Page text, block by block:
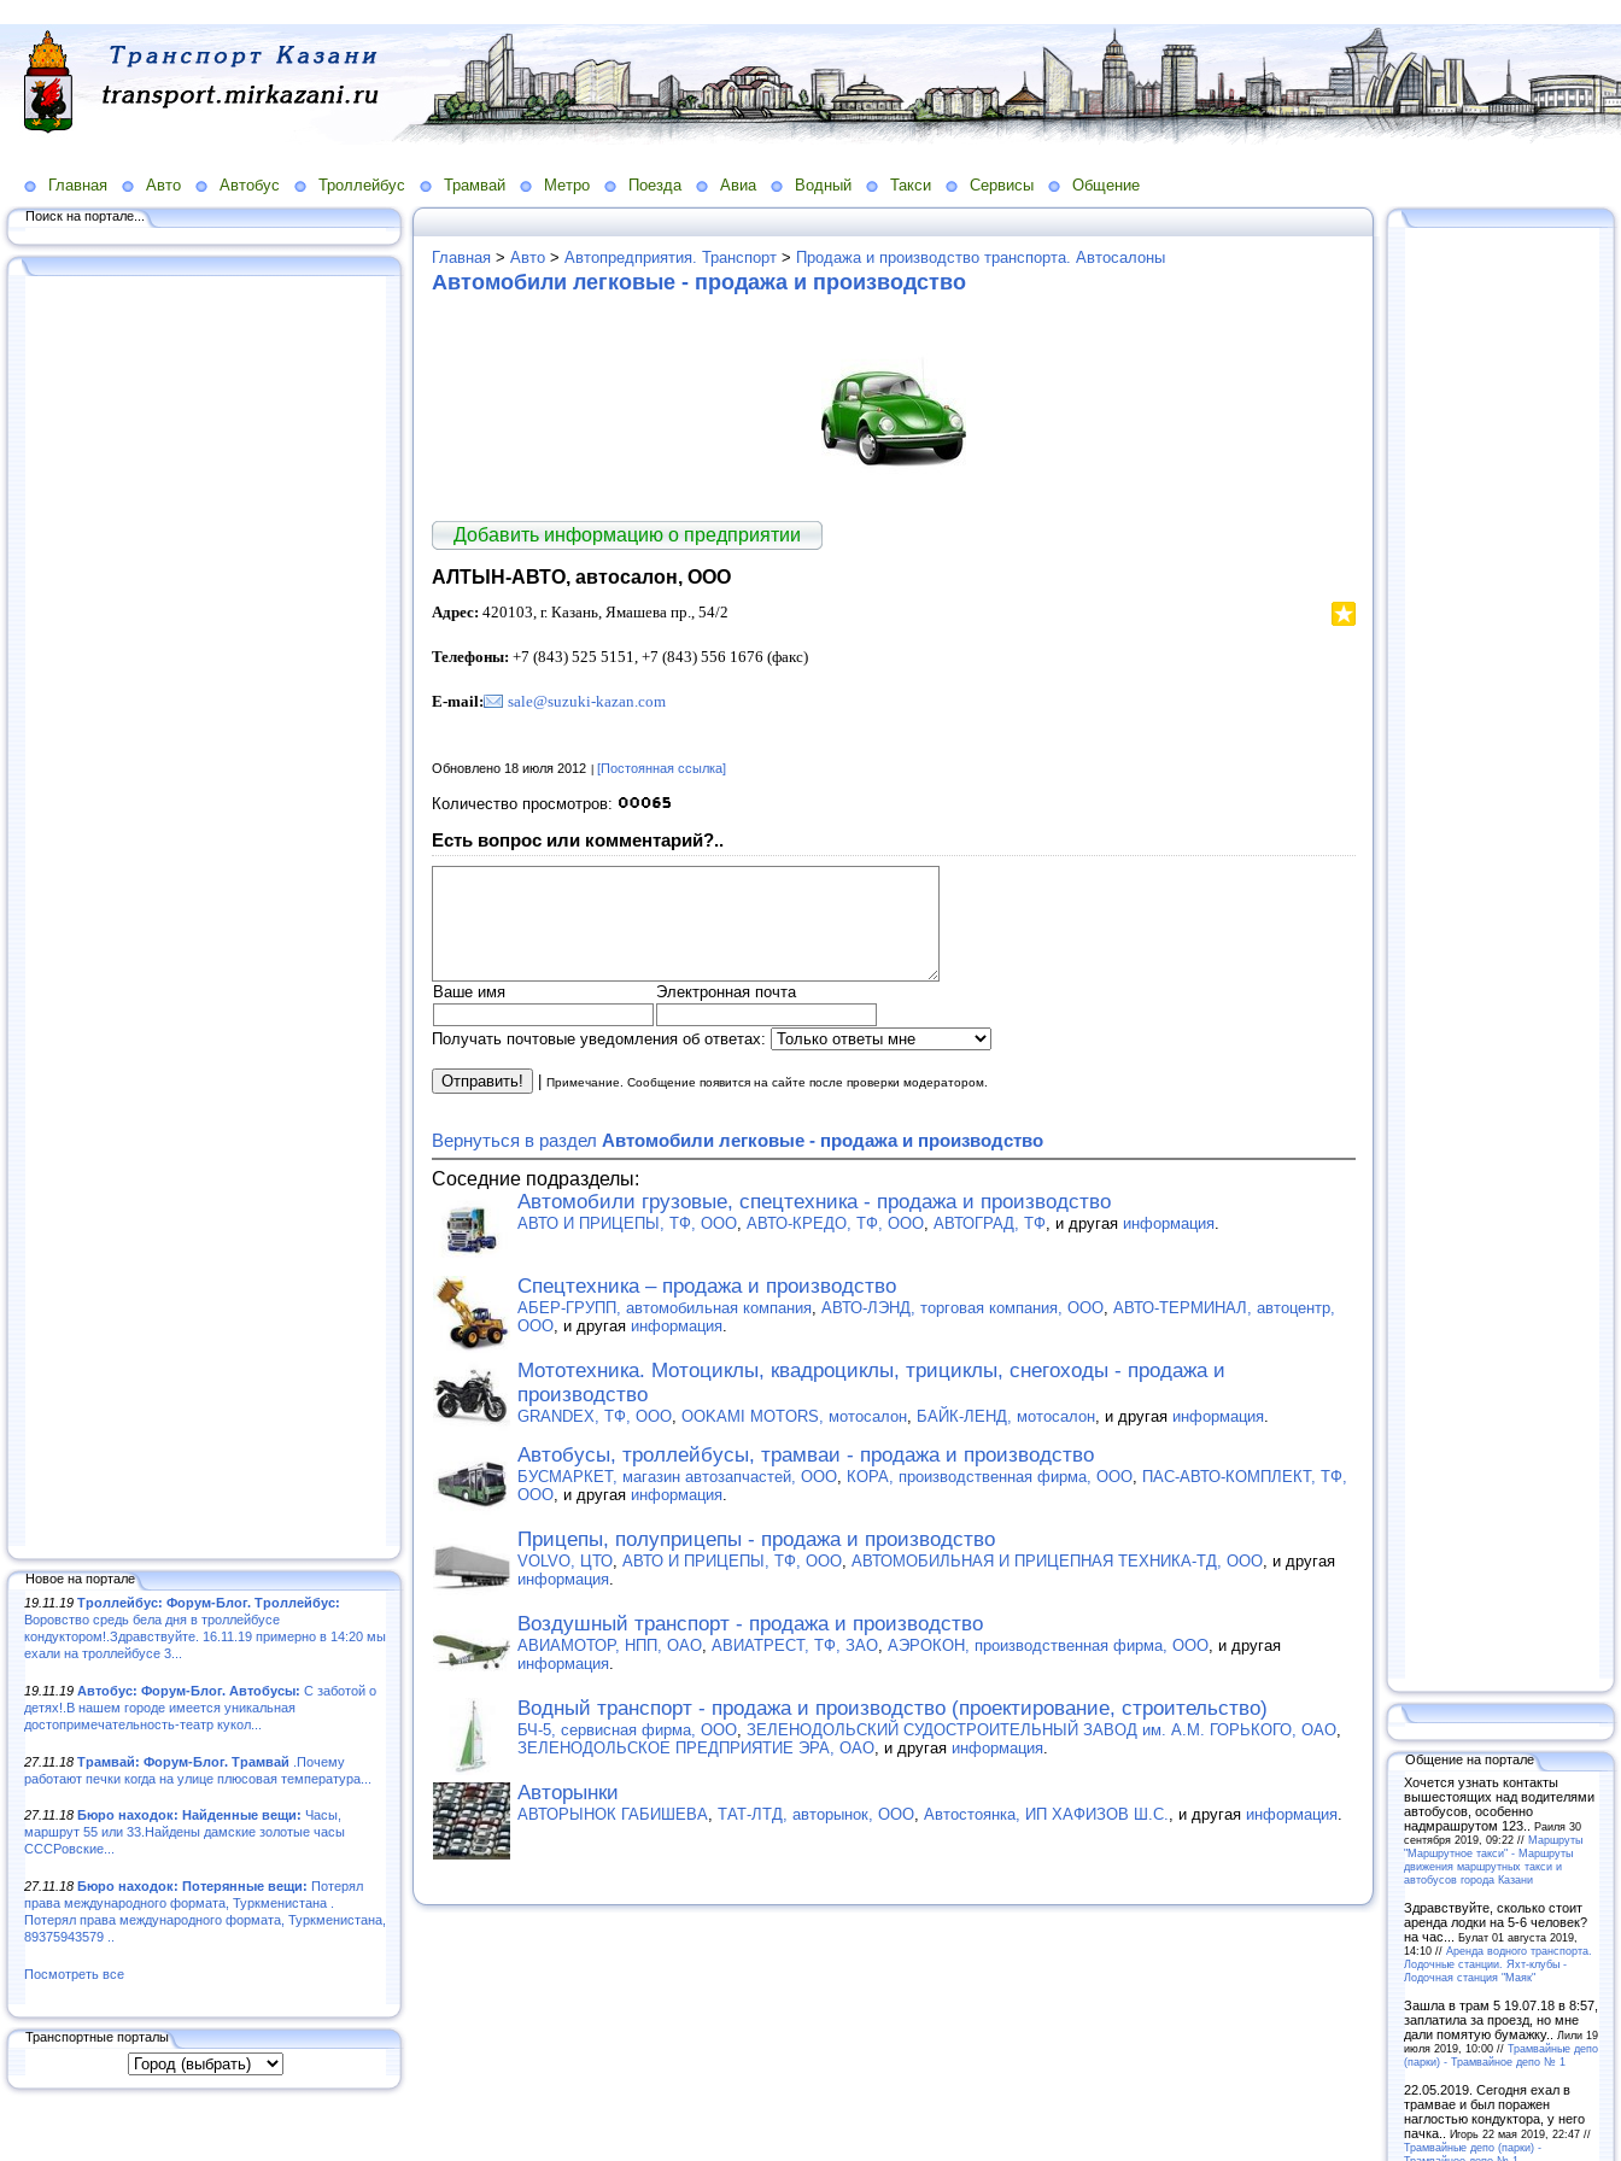
Главная Авто Автобус Троллейбус Трамвай Метро Поезда Авиа Водный Такси Сервисы Общение
Поиск на портале...
Новое на портале
19.11.19 Троллейбус: Форум-Блог. Троллейбус:
Воровство средь бела дня в троллейбусе
кондуктором!.Здравствуйте. 16.11.19 примерно в 14:20 мы
ехали на троллейбусе 3...
19.11.19 Автобус: Форум-Блог. Автобусы: С заботой о
детях!.В нашем городе имеется уникальная
достопримечательность-театр кукол...
27.11.18 Трамвай: Форум-Блог. Трамвай .Почему
работают печки когда на улице плюсовая температура...
27.11.18 Бюро находок: Найденные вещи: Часы,
маршрут 55 или 33.Найдены дамские золотые часы
СССРовские...
27.11.18 Бюро находок: Потерянные вещи: Потерял
права международного формата, Туркменистана .
Потерял права международного формата, Туркменистана,
89375943579 ..
Посмотреть все
Транспортные порталы
Главная > Авто > Автопредприятия. Транспорт > Продажа и производство транспорта. Автосалоны
Автомобили легковые - продажа и производство
Добавить информацию о предприятии
АЛТЫН-АВТО, автосалон, ООО
Адрес: 420103, г. Казань, Ямашева пр., 54/2
Телефоны: +7 (843) 525 5151, +7 (843) 556 1676 (факс)
E-mail: sale@suzuki-kazan.com
Обновлено 18 июля 2012 [Постоянная ссылка]
Количество просмотров:
Есть вопрос или комментарий?..
Ваше имя Электронная почта
Получать почтовые уведомления об ответах:
Примечание. Сообщение появится на сайте после проверки модератором.
Вернуться в раздел Автомобили легковые - продажа и производство
Соседние подразделы:
Автомобили грузовые, спецтехника - продажа и производство
АВТО И ПРИЦЕПЫ, ТФ, ООО АВТО-КРЕДО, ТФ, ООО АВТОГРАД, ТФ , и другая информация
Спецтехника – продажа и производство
АБЕР-ГРУПП, автомобильная компания АВТО-ЛЭНД, торговая компания, ООО АВТО-ТЕРМИНАЛ, автоцентр,
ООО , и другая информация
Мототехника. Мотоциклы, квадроциклы, трициклы, снегоходы - продажа и
производство
GRANDEX, ТФ, ООО OOKAMI MOTORS, мотосалон БАЙК-ЛЕНД, мотосалон , и другая информация
Автобусы, троллейбусы, трамваи - продажа и производство
БУСМАРКЕТ, магазин автозапчастей, ООО КОРА, производственная фирма, ООО
ПАС-АВТО-КОМПЛЕКТ, ТФ,
ООО , и другая информация
Прицепы, полуприцепы - продажа и производство
VOLVO, ЦТО АВТО И ПРИЦЕПЫ, ТФ, ООО АВТОМОБИЛЬНАЯ И ПРИЦЕПНАЯ ТЕХНИКА-ТД, ООО , и другая
информация
Воздушный транспорт - продажа и производство
АВИАМОТОР, НПП, ОАО АВИАТРЕСТ, ТФ, ЗАО АЭРОКОН, производственная фирма, ООО , и другая
информация
Водный транспорт - продажа и производство (проектирование, строительство)
БЧ-5, сервисная фирма, ООО ЗЕЛЕНОДОЛЬСКИЙ СУДОСТРОИТЕЛЬНЫЙ ЗАВОД им. А.М. ГОРЬКОГО, ОАО
ЗЕЛЕНОДОЛЬСКОЕ ПРЕДПРИЯТИЕ ЭРА, ОАО , и другая информация
Авторынки
АВТОРЫНОК ГАБИШЕВА ТАТ-ЛТД, авторынок, ООО Автостоянка, ИП ХАФИЗОВ Ш.С. , и другая информация
Общение на портале
Хочется узнать контакты
вышестоящих над водителями
автобусов, особенно
надмрашрутом 123.. Раиля 30
сентября 2019, 09:22 // Маршруты
"Маршрутное такси" - Маршруты
движения маршрутных такси и
автобусов города Казани
Здравствуйте, сколько стоит
аренда лодки на 5-6 человек?
на час... Булат 01 августа 2019,
14:10 // Аренда водного транспорта.
Лодочные станции. Яхт-клубы -
Лодочная станция "Маяк"
Зашла в трам 5 19.07.18 в 8:57,
заплатила за проезд, но мне
дали помятую бумажку..
Лили 19
июля 2019, 10:00 // Трамвайные депо
(парки) - Трамвайное депо № 1
22.05.2019. Сегодня ехал в
трамвае и был поражен
наглостью кондуктора, у него
пачка.. Игорь 22 мая 2019, 22:47 //
Трамвайные депо (парки) -